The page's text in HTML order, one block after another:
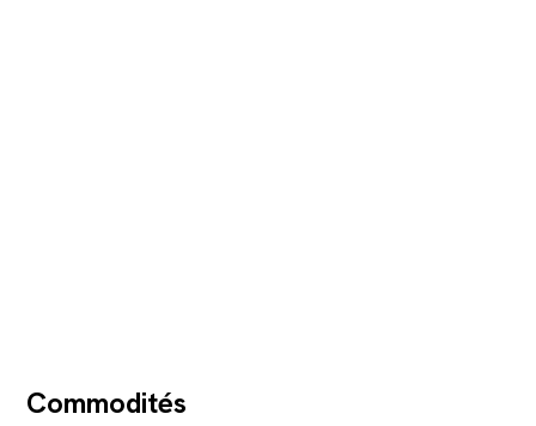
Commodités